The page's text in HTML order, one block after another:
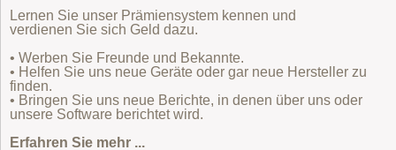
Lernen Sie unser Prämiensystem kennen und
verdienen Sie sich Geld dazu.
• Werben Sie Freunde und Bekannte.
• Helfen Sie uns neue Geräte oder gar neue Hersteller zu
finden.
• Bringen Sie uns neue Berichte, in denen über uns oder
unsere Software berichtet wird.
Erfahren Sie mehr ...